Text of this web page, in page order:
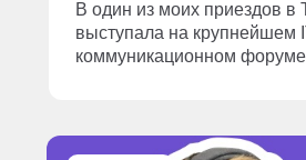
В один из моих приездов в
выступала на крупнейшем
коммуникационном